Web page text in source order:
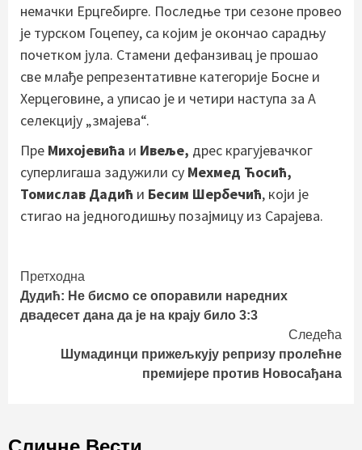
немачки Ерцгебирге. Последње три сезоне провео
је турском Гоцепеу, са којим је окончао сарадњу
почетком јула. Стамени дефанзивац је прошао
све млађе репрезентативне категорије Босне и
Херцеговине, а уписао је и четири наступа за А
селекцију „змајева“.
Пре Михојевића и Ивеље, дрес крагујевачког
суперлигаша задужили су Мехмед Ћосић,
Томислав Дадић и Бесим Шербечић, који је
стигао на једногодишњу позајмицу из Сарајева.
Continue
Reading
Претходна
Дудић: Не бисмо се опоравили наредних
двадесет дана да је на крају било 3:3
Следећа
Шумадинци прижељкују репризу пролећне
премијере против Новосађана